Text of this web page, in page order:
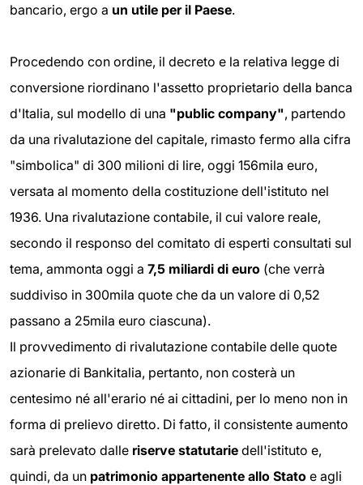
bancario, ergo a un utile per il Paese.
Procedendo con ordine, il decreto e la relativa legge di
conversione riordinano l'assetto proprietario della banca
d'Italia, sul modello di una "public company", partendo
da una rivalutazione del capitale, rimasto fermo alla cifra
"simbolica" di 300 milioni di lire, oggi 156mila euro,
versata al momento della costituzione dell'istituto nel
1936. Una rivalutazione contabile, il cui valore reale,
secondo il responso del comitato di esperti consultati sul
tema, ammonta oggi a 7,5 miliardi di euro (che verrà
suddiviso in 300mila quote che da un valore di 0,52
passano a 25mila euro ciascuna).
Il provvedimento di rivalutazione contabile delle quote
azionarie di Bankitalia, pertanto, non costerà un
centesimo né all'erario né ai cittadini, per lo meno non in
forma di prelievo diretto. Di fatto, il consistente aumento
sarà prelevato dalle riserve statutarie dell'istituto e,
quindi, da un patrimonio appartenente allo Stato e agli